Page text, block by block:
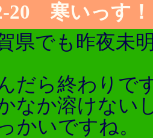
20 寒いっす！
県でも昨夜未
だら終わりで
なか溶けない
かいですね。